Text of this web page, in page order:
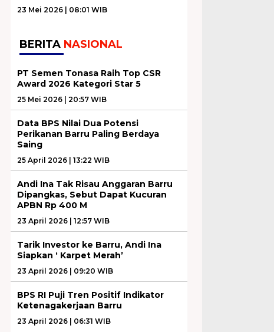
23 Mei 2026 | 08:01 WIB
BERITA NASIONAL
PT Semen Tonasa Raih Top CSR
Award 2026 Kategori Star 5
25 Mei 2026 | 20:57 WIB
Data BPS Nilai Dua Potensi
Perikanan Barru Paling Berdaya
Saing
25 April 2026 | 13:22 WIB
Andi Ina Tak Risau Anggaran Barru
Dipangkas, Sebut Dapat Kucuran
APBN Rp 400 M
23 April 2026 | 12:57 WIB
Tarik Investor ke Barru, Andi Ina
Siapkan ‘ Karpet Merah’
23 April 2026 | 09:20 WIB
BPS RI Puji Tren Positif Indikator
Ketenagakerjaan Barru
23 April 2026 | 06:31 WIB